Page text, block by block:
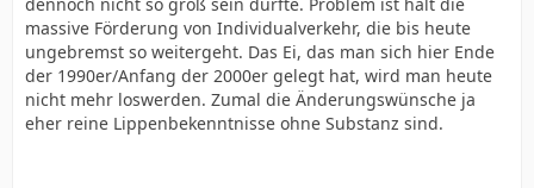
massive Förderung von Individualverkehr, die bis heute
ungebremst so weitergeht. Das Ei, das man sich hier Ende
der 1990er/Anfang der 2000er gelegt hat, wird man heute
nicht mehr loswerden. Zumal die Änderungswünsche ja
eher reine Lippenbekenntnisse ohne Substanz sind.